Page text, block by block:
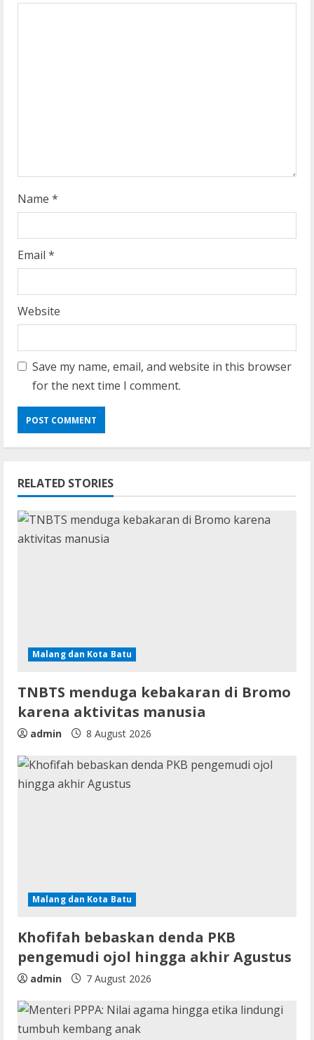
Name *
Email *
Website
Save my name, email, and website in this browser
for the next time I comment.
RELATED STORIES
Malang dan Kota Batu
TNBTS menduga kebakaran di Bromo
karena aktivitas manusia
admin 8 August 2026
Malang dan Kota Batu
Khofifah bebaskan denda PKB
pengemudi ojol hingga akhir Agustus
admin 7 August 2026